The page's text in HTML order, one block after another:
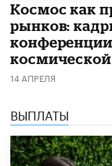
Космос как
рынков:
14 АПРЕЛЯ
ВЫПЛАТЫ